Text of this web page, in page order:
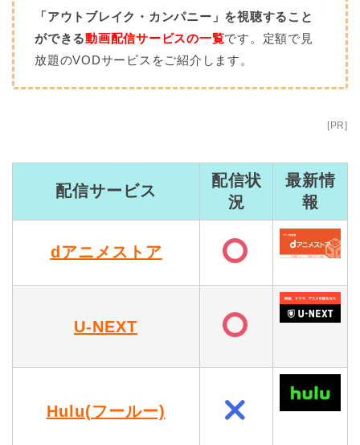
「アウトブレイク・カンパニー」を視聴すること
ができる動画配信サービスの一覧です。定額で見
放題のVODサービスをご紹介します。
[PR]
配信サービス
配信状
況
最新情
報
dアニメストア
U-NEXT
Hulu(フールー)